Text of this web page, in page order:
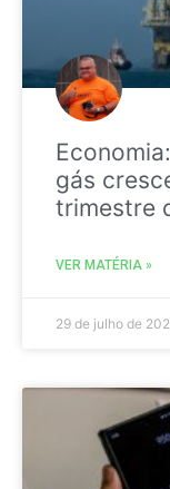
gás
trimestre
VER MATÉRIA »
29 de julho de